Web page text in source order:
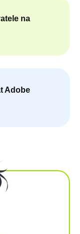
na
Adobe